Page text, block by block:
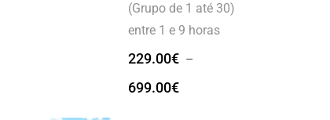
(Grupo de 1 até 30)
entre 1 e 9 horas
229.00€ –
699.00€